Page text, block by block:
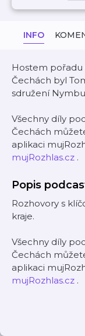
INFO
Hostem pořadu
Čechách byl
sdružení
Všechny díly
Čechách
aplikaci
mujRozhlas.cz .
Popis
Rozhovory s
kraje.
Všechny díly
Čechách
aplikaci
mujRozhlas.cz .